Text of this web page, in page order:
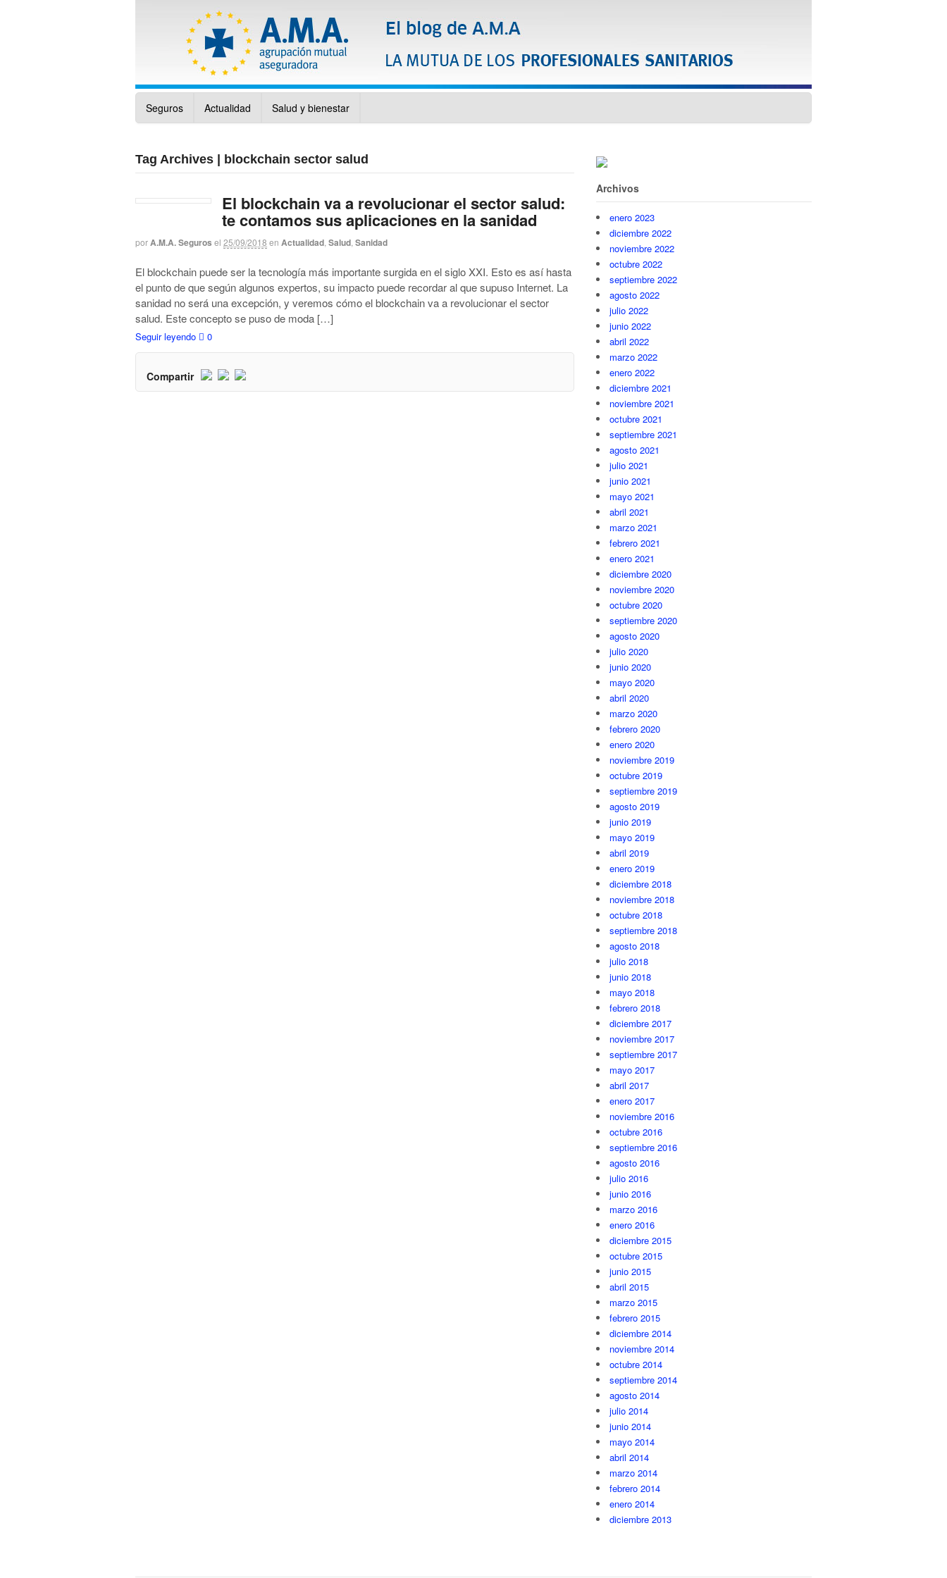
Seguros Actualidad Salud y bienestar
Tag Archives | blockchain sector salud
El blockchain va a revolucionar el sector salud:
te contamos sus aplicaciones en la sanidad
porA.M.A. Seguros el 25/09/2018 en Actualidad Salud Sanidad
El blockchain puede ser la tecnología más importante surgida en el siglo XXI. Esto es así hasta
el punto de que según algunos expertos, su impacto puede recordar al que supuso Internet. La
sanidad no será una excepción, y veremos cómo el blockchain va a revolucionar el sector
salud. Este concepto se puso de moda […]
Seguir leyendo 0
Compartir
Archivos
enero 2023
diciembre 2022
noviembre 2022
octubre 2022
septiembre 2022
agosto 2022
julio 2022
junio 2022
abril 2022
marzo 2022
enero 2022
diciembre 2021
noviembre 2021
octubre 2021
septiembre 2021
agosto 2021
julio 2021
junio 2021
mayo 2021
abril 2021
marzo 2021
febrero 2021
enero 2021
diciembre 2020
noviembre 2020
octubre 2020
septiembre 2020
agosto 2020
julio 2020
junio 2020
mayo 2020
abril 2020
marzo 2020
febrero 2020
enero 2020
noviembre 2019
octubre 2019
septiembre 2019
agosto 2019
junio 2019
mayo 2019
abril 2019
enero 2019
diciembre 2018
noviembre 2018
octubre 2018
septiembre 2018
agosto 2018
julio 2018
junio 2018
mayo 2018
febrero 2018
diciembre 2017
noviembre 2017
septiembre 2017
mayo 2017
abril 2017
enero 2017
noviembre 2016
octubre 2016
septiembre 2016
agosto 2016
julio 2016
junio 2016
marzo 2016
enero 2016
diciembre 2015
octubre 2015
junio 2015
abril 2015
marzo 2015
febrero 2015
diciembre 2014
noviembre 2014
octubre 2014
septiembre 2014
agosto 2014
julio 2014
junio 2014
mayo 2014
abril 2014
marzo 2014
febrero 2014
enero 2014
diciembre 2013